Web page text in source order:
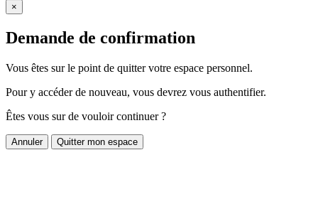
×
Demande de confirmation
Vous êtes sur le point de quitter votre espace personnel.
Pour y accéder de nouveau, vous devrez vous authentifier.
Êtes vous sur de vouloir continuer ?
Annuler Quitter mon espace